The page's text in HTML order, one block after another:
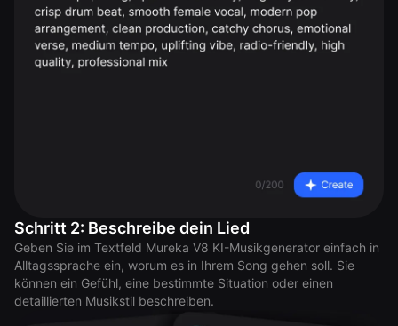
Schritt 2: Beschreibe dein Lied
Geben Sie im Textfeld Mureka V8 KI-Musikgenerator einfach in
Alltagssprache ein, worum es in Ihrem Song gehen soll. Sie
können ein Gefühl, eine bestimmte Situation oder einen
detaillierten Musikstil beschreiben.